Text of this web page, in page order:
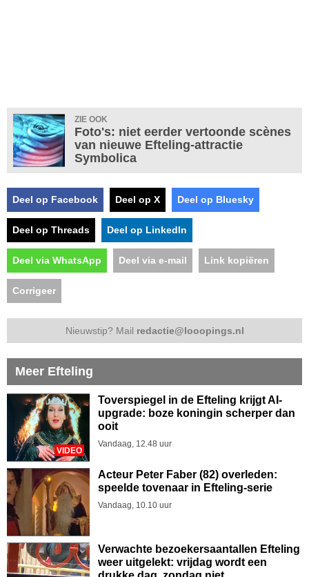
ZIE OOK
Foto's: niet eerder vertoonde scènes
van nieuwe Efteling-attractie
Symbolica
Deel op Facebook Deel op X Deel op Bluesky
Deel op Threads Deel op LinkedIn
Deel via WhatsApp Deel via e-mail Link kopiëren
Corrigeer
Nieuwstip? Mail redactie@looopings.nl
Meer Efteling
VIDEO
Toverspiegel in de Efteling krijgt AI-
upgrade: boze koningin scherper dan
ooit
Vandaag, 12.48 uur
Acteur Peter Faber (82) overleden:
speelde tovenaar in Efteling-serie
Vandaag, 10.10 uur
Verwachte bezoekersaantallen Efteling
weer uitgelekt: vrijdag wordt een